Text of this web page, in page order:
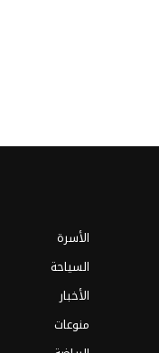
الأسرة
السياحة
الأخبار
منوعات